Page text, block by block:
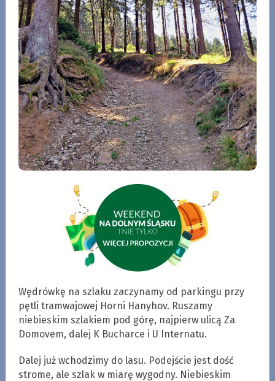
Wędrówkę na szlaku zaczynamy od parkingu przy
pętli tramwajowej Horni Hanyhov. Ruszamy
niebieskim szlakiem pod górę, najpierw ulicą Za
Domovem, dalej K Bucharce i U Internatu.
Dalej już wchodzimy do lasu. Podejście jest dość
strome, ale szlak w miarę wygodny. Niebieskim